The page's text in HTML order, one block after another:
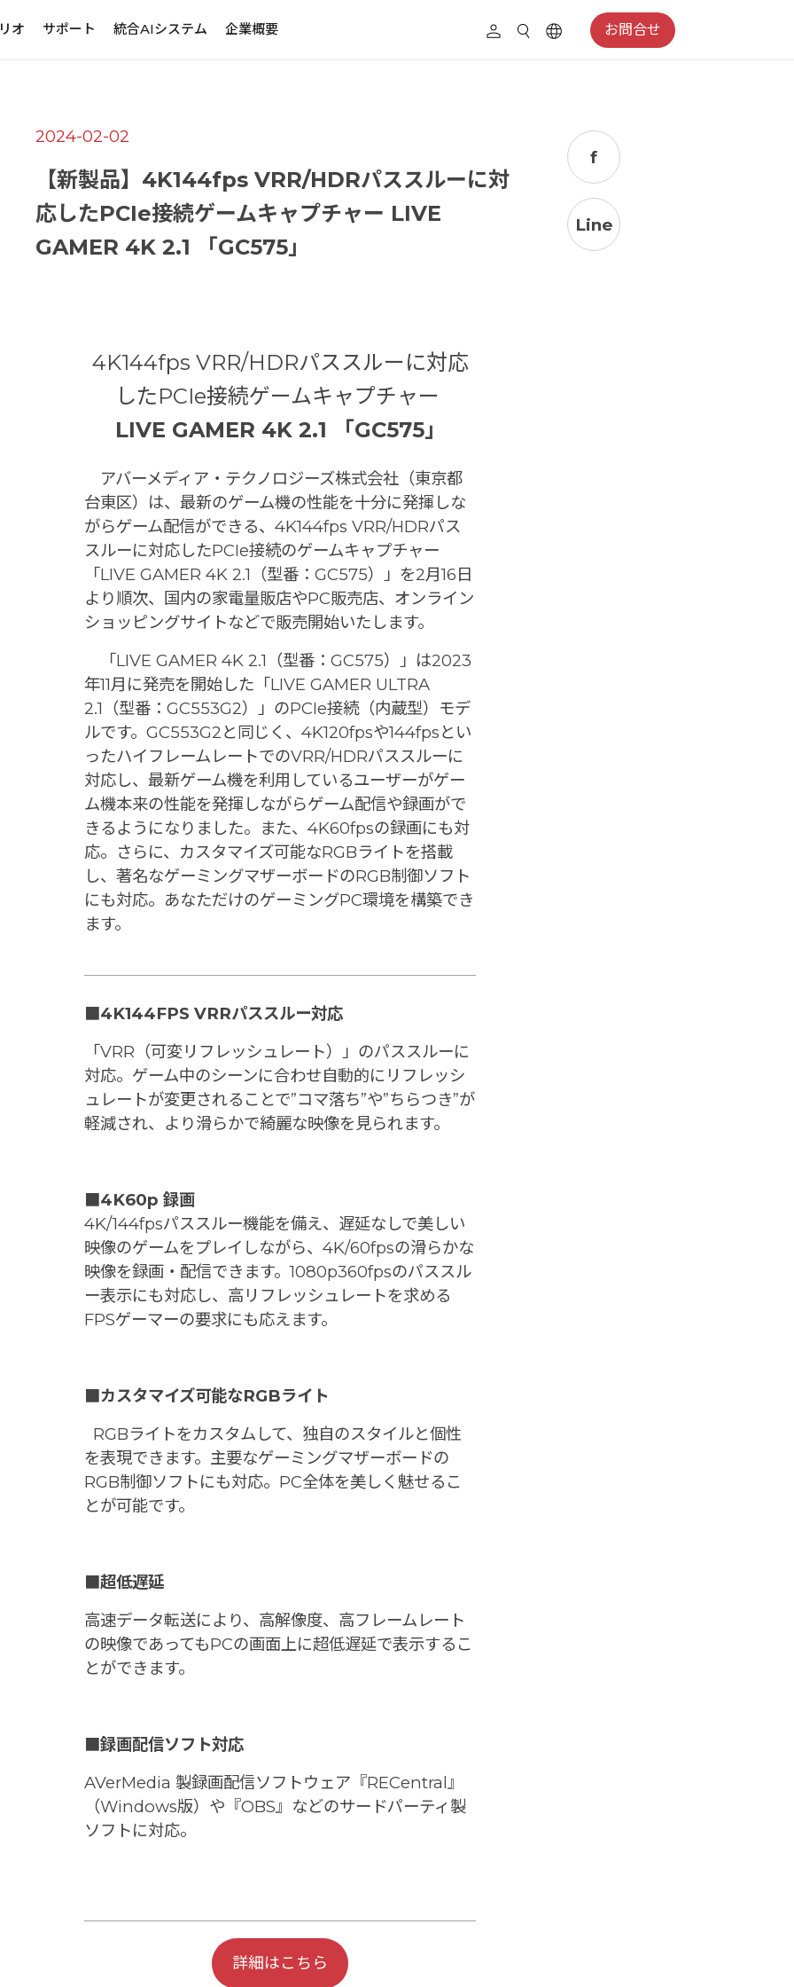
オ サポート 統合AIシステム 企業概要 お問合せ
2024-02-02
【新製品】4K144fps VRR/HDRパススルーに対
応したPCIe接続ゲームキャプチャー LIVE
GAMER 4K 2.1 「GC575」
4K144fps VRR/HDRパススルーに対応
したPCIe接続ゲームキャプチャー
LIVE GAMER 4K 2.1 「GC575」
アバーメディア・テクノロジーズ株式会社（東京都
台東区）は、最新のゲーム機の性能を十分に発揮しな
がらゲーム配信ができる、4K144fps VRR/HDRパス
スルーに対応したPCIe接続のゲームキャプチャー
「LIVE GAMER 4K 2.1（型番：GC575）」を2月16日
より順次、国内の家電量販店やPC販売店、オンライン
ショッピングサイトなどで販売開始いたします。
「LIVE GAMER 4K 2.1（型番：GC575）」は2023
年11月に発売を開始した「LIVE GAMER ULTRA
2.1（型番：GC553G2）」のPCIe接続（内蔵型）モデ
ルです。GC553G2と同じく、4K120fpsや144fpsとい
ったハイフレームレートでのVRR/HDRパススルーに
対応し、最新ゲーム機を利用しているユーザーがゲー
ム機本来の性能を発揮しながらゲーム配信や録画がで
きるようになりました。また、4K60fpsの録画にも対
応。さらに、カスタマイズ可能なRGBライトを搭載
し、著名なゲーミングマザーボードのRGB制御ソフト
にも対応。あなただけのゲーミングPC環境を構築でき
ます。
■4K144FPS VRRパススルー対応
「VRR（可変リフレッシュレート）」のパススルーに
対応。ゲーム中のシーンに合わせ自動的にリフレッシ
ュレートが変更されることで”コマ落ち”や”ちらつき”が
軽減され、より滑らかで綺麗な映像を見られます。
■4K60p 録画
4K/144fpsパススルー機能を備え、遅延なしで美しい
映像のゲームをプレイしながら、4K/60fpsの滑らかな
映像を録画・配信できます。1080p360fpsのパススル
ー表示にも対応し、高リフレッシュレートを求める
FPSゲーマーの要求にも応えます。
■カスタマイズ可能なRGBライト
RGBライトをカスタムして、独自のスタイルと個性
を表現できます。主要なゲーミングマザーボードの
RGB制御ソフトにも対応。PC全体を美しく魅せるこ
とが可能です。
■超低遅延
高速データ転送により、高解像度、高フレームレート
の映像であってもPCの画面上に超低遅延で表示するこ
とができます。
■録画配信ソフト対応
AVerMedia 製録画配信ソフトウェア『RECentral』
（Windows版）や『OBS』などのサードパーティ製
ソフトに対応。
詳細はこちら
f
Line